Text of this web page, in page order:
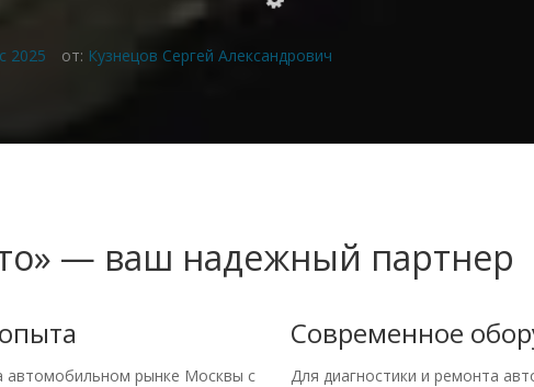
2025 от: Кузнецов Сергей Александрович
— ваш надежный партнер
автомобильном рынке Москвы с
Современное
Для диагностики и ремонта